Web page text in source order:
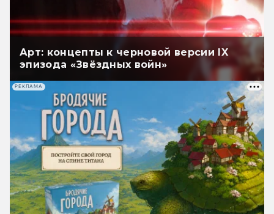
Арт: концепты к черновой версии IX
эпизода «Звёздных войн»
РЕКЛАМА